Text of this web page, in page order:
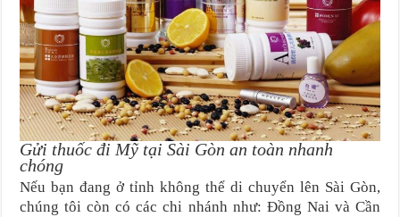
Gửi thuốc đi Mỹ tại Sài Gòn an toàn nhanh
chóng
Nếu bạn đang ở tỉnh không thể di chuyển lên Sài Gòn,
chúng tôi còn có các chi nhánh như: Đồng Nai và Cần